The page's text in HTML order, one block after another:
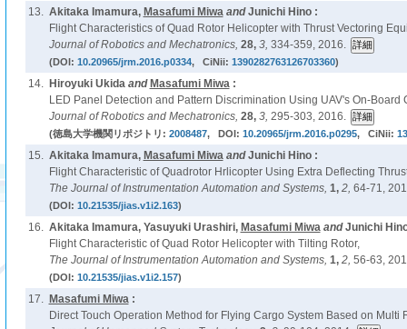
13. Akitaka Imamura, Masafumi MiwaandJunichi Hino :
Flight Characteristics of Quad Rotor Helicopter with Thrust Vectoring
Journal of Robotics and Mechatronics, 28, 3, 334-359, 2016.
(DOI: 10.20965/jrm.2016.p0334, CiNii: 1390282763126703360)
14. Hiroyuki Ukidaand Masafumi Miwa:
LED Panel Detection and Pattern Discrimination Using UAV's On-Board
Journal of Robotics and Mechatronics, 28, 3, 295-303, 2016.
(徳島大学機関リポジトリ: 2008487, DOI: 10.20965/jrm.2016.p0295, CiNii:
15. Akitaka Imamura, Masafumi MiwaandJunichi Hino :
Flight Characteristic of Quadrotor Hrlicopter Using Extra Deflecting
The Journal of Instrumentation Automation and Systems, 1, 2, 64-71,
(DOI: 10.21535/jias.v1i2.163)
16. Akitaka Imamura, Yasuyuki Urashiri, Masafumi MiwaandJunichi
Flight Characteristic of Quad Rotor Helicopter with Tilting Rotor,
The Journal of Instrumentation Automation and Systems, 1, 2, 56-63,
(DOI: 10.21535/jias.v1i2.157)
17. Masafumi Miwa:
Direct Touch Operation Method for Flying Cargo System Based on Multi